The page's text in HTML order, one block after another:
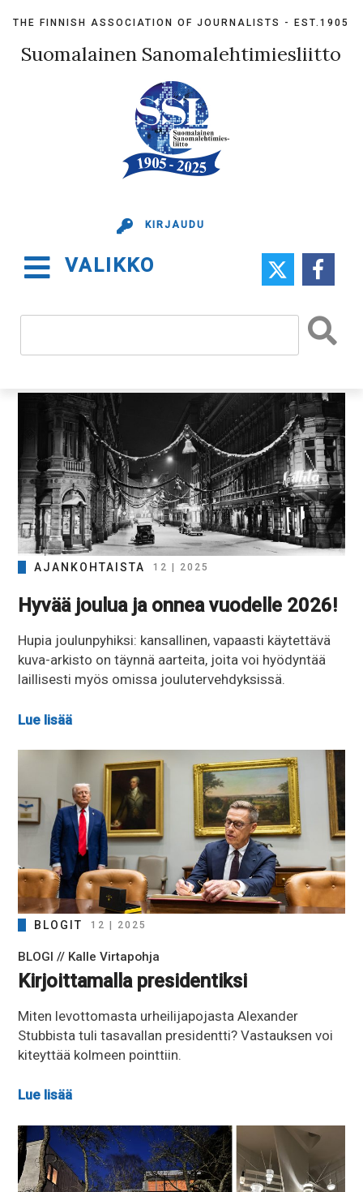
content
THE FINNISH ASSOCIATION OF JOURNALISTS - EST.1905
Suomalainen Sanomalehtimiesliitto
KIRJAUDU
VALIKKO
AJANKOHTAISTA 12 | 2025
Hyvää joulua ja onnea vuodelle 2026!
Hupia joulunpyhiksi: kansallinen, vapaasti käytettävä
kuva-arkisto on täynnä aarteita, joita voi hyödyntää
laillisesti myös omissa joulutervehdyksissä.
Lue lisää
BLOGIT 12 | 2025
BLOGI // Kalle Virtapohja
Kirjoittamalla presidentiksi
Miten levottomasta urheilijapojasta Alexander
Stubbista tuli tasavallan presidentti? Vastauksen voi
kiteyttää kolmeen pointtiin.
Lue lisää